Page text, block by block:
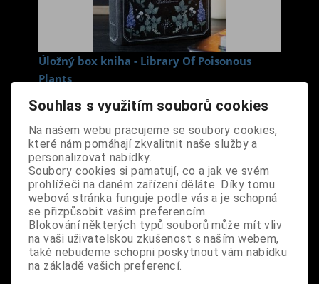
Úložný box kniha - Library Of Poisonous
Plants
Cena s DPH: 490 Kč
Dodání dny:skladem
ks
Koupit
Tabulky velikostí: zde
Výrobce:import UK
Katalogové číslo: DOSDBOXBPUS7421
Záruka (měsíců):24
Dotaz na výrobek
Tisk
Souhlas s využitím souborů cookies
Na našem webu pracujeme se soubory cookies,
které nám pomáhají zkvalitnit naše služby a
personalizovat nabídky.
Soubory cookies si pamatují, co a jak ve svém
prohlížeči na daném zařízení děláte. Díky tomu
webová stránka funguje podle vás a je schopná
se přizpůsobit vašim preferencím.
Blokování některých typů souborů může mít vliv
na vaši uživatelskou zkušenost s naším webem,
také nebudeme schopni poskytnout vám nabídku
na základě vašich preferencí.